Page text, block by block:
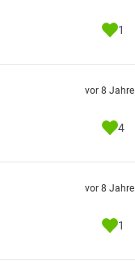
1
vor 8 Jahre
4
vor 8 Jahre
1